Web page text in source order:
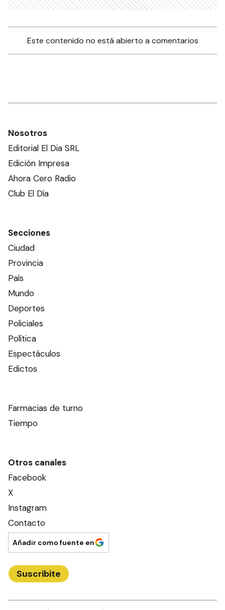
Este contenido no está abierto a comentarios
Nosotros
Editorial El Dia SRL
Edición Impresa
Ahora Cero Radio
Club El Día
Secciones
Ciudad
Provincia
País
Mundo
Deportes
Policiales
Política
Espectáculos
Edictos
Farmacias de turno
Tiempo
Otros canales
Facebook
X
Instagram
Contacto
Añadir como fuente en
Suscribite